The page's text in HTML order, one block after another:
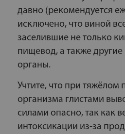
давно (рекомендуется
исключено, что виной
заселившие не только
пищевод, а также другие
органы.
Учтите, что при тяжёлом
организма глистами
силами опасно, так как
интоксикации из-за